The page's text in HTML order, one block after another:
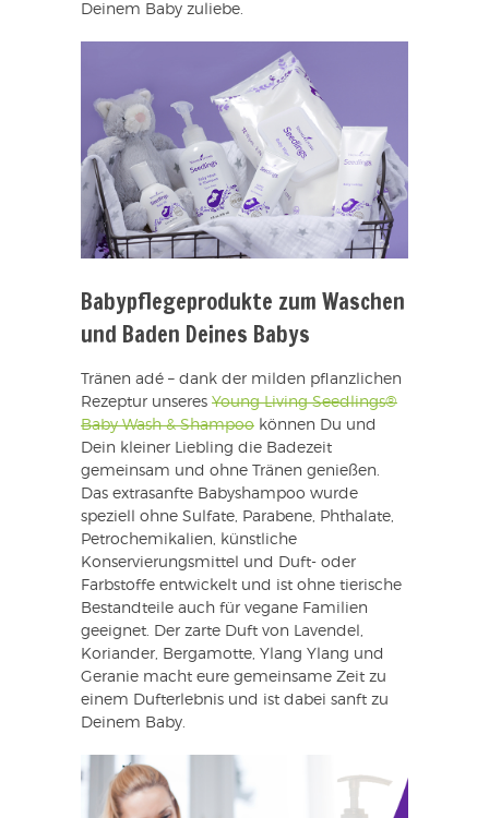
Deinem Baby zuliebe.
Babypflegeprodukte zum Waschen
und Baden Deines Babys
Tränen adé – dank der milden pflanzlichen
Rezeptur unseres Young Living Seedlings®
Baby Wash & Shampoo können Du und
Dein kleiner Liebling die Badezeit
gemeinsam und ohne Tränen genießen.
Das extrasanfte Babyshampoo wurde
speziell ohne Sulfate, Parabene, Phthalate,
Petrochemikalien, künstliche
Konservierungsmittel und Duft- oder
Farbstoffe entwickelt und ist ohne tierische
Bestandteile auch für vegane Familien
geeignet. Der zarte Duft von Lavendel,
Koriander, Bergamotte, Ylang Ylang und
Geranie macht eure gemeinsame Zeit zu
einem Dufterlebnis und ist dabei sanft zu
Deinem Baby.